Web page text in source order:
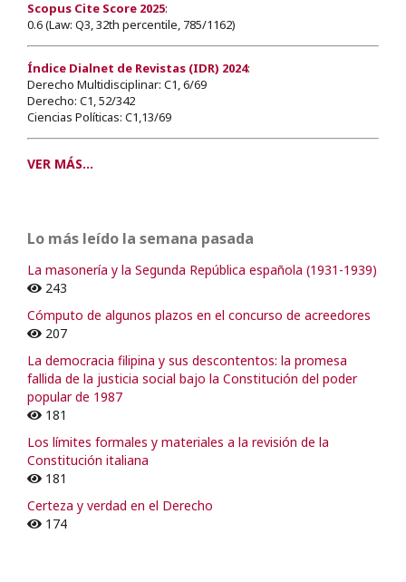
Scopus Cite Score 2025:
0.6 (Law: Q3, 32th percentile, 785/1162)
Índice Dialnet de Revistas (IDR) 2024:
Derecho Multidisciplinar: C1, 6/69
Derecho: C1, 52/342
Ciencias Políticas: C1,13/69
VER MÁS...
Lo más leído la semana pasada
La masonería y la Segunda República española (1931-1939)
243
Cómputo de algunos plazos en el concurso de acreedores
207
La democracia filipina y sus descontentos: la promesa
fallida de la justicia social bajo la Constitución del poder
popular de 1987
181
Los límites formales y materiales a la revisión de la
Constitución italiana
181
Certeza y verdad en el Derecho
174